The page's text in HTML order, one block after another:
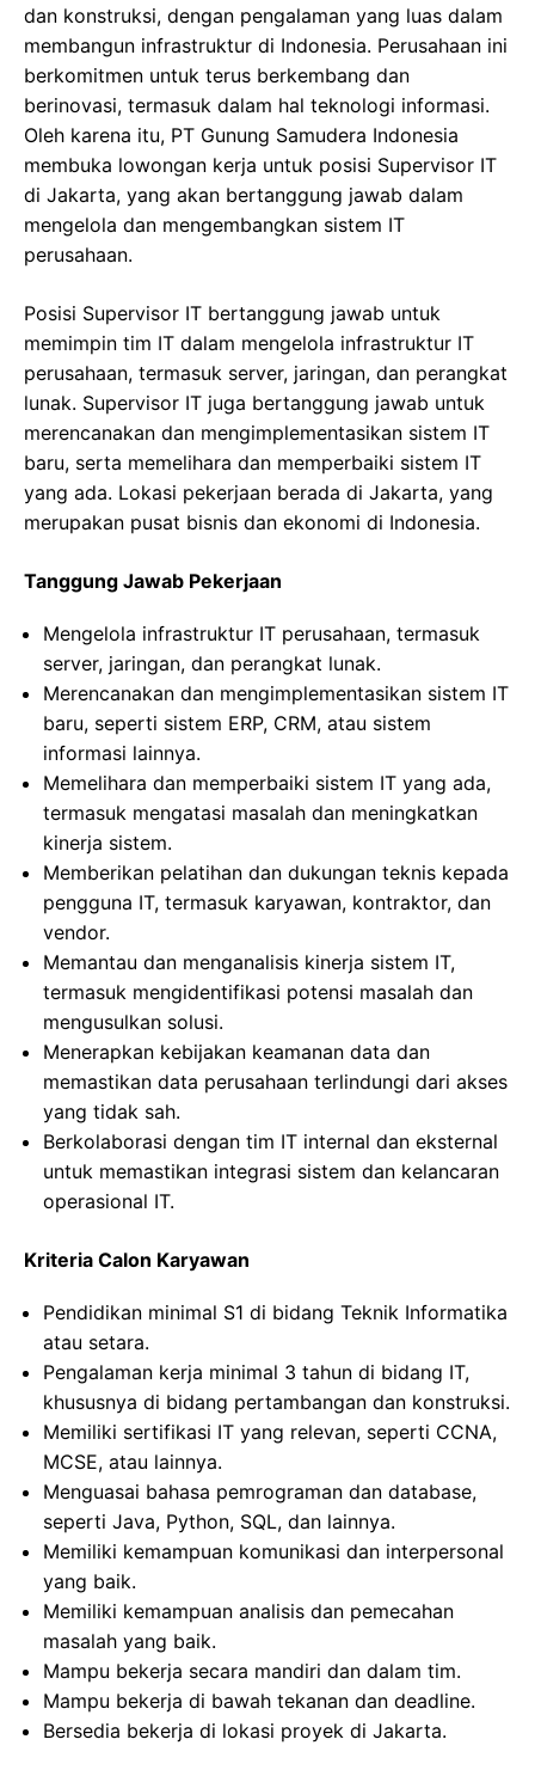
dan konstruksi, dengan pengalaman yang luas dalam
membangun infrastruktur di Indonesia. Perusahaan ini
berkomitmen untuk terus berkembang dan
berinovasi, termasuk dalam hal teknologi informasi.
Oleh karena itu, PT Gunung Samudera Indonesia
membuka lowongan kerja untuk posisi Supervisor IT
di Jakarta, yang akan bertanggung jawab dalam
mengelola dan mengembangkan sistem IT
perusahaan.
Posisi Supervisor IT bertanggung jawab untuk
memimpin tim IT dalam mengelola infrastruktur IT
perusahaan, termasuk server, jaringan, dan perangkat
lunak. Supervisor IT juga bertanggung jawab untuk
merencanakan dan mengimplementasikan sistem IT
baru, serta memelihara dan memperbaiki sistem IT
yang ada. Lokasi pekerjaan berada di Jakarta, yang
merupakan pusat bisnis dan ekonomi di Indonesia.
Tanggung Jawab Pekerjaan
Mengelola infrastruktur IT perusahaan, termasuk
server, jaringan, dan perangkat lunak.
Merencanakan dan mengimplementasikan sistem IT
baru, seperti sistem ERP, CRM, atau sistem
informasi lainnya.
Memelihara dan memperbaiki sistem IT yang ada,
termasuk mengatasi masalah dan meningkatkan
kinerja sistem.
Memberikan pelatihan dan dukungan teknis kepada
pengguna IT, termasuk karyawan, kontraktor, dan
vendor.
Memantau dan menganalisis kinerja sistem IT,
termasuk mengidentifikasi potensi masalah dan
mengusulkan solusi.
Menerapkan kebijakan keamanan data dan
memastikan data perusahaan terlindungi dari akses
yang tidak sah.
Berkolaborasi dengan tim IT internal dan eksternal
untuk memastikan integrasi sistem dan kelancaran
operasional IT.
Kriteria Calon Karyawan
Pendidikan minimal S1 di bidang Teknik Informatika
atau setara.
Pengalaman kerja minimal 3 tahun di bidang IT,
khususnya di bidang pertambangan dan konstruksi.
Memiliki sertifikasi IT yang relevan, seperti CCNA,
MCSE, atau lainnya.
Menguasai bahasa pemrograman dan database,
seperti Java, Python, SQL, dan lainnya.
Memiliki kemampuan komunikasi dan interpersonal
yang baik.
Memiliki kemampuan analisis dan pemecahan
masalah yang baik.
Mampu bekerja secara mandiri dan dalam tim.
Mampu bekerja di bawah tekanan dan deadline.
Bersedia bekerja di lokasi proyek di Jakarta.